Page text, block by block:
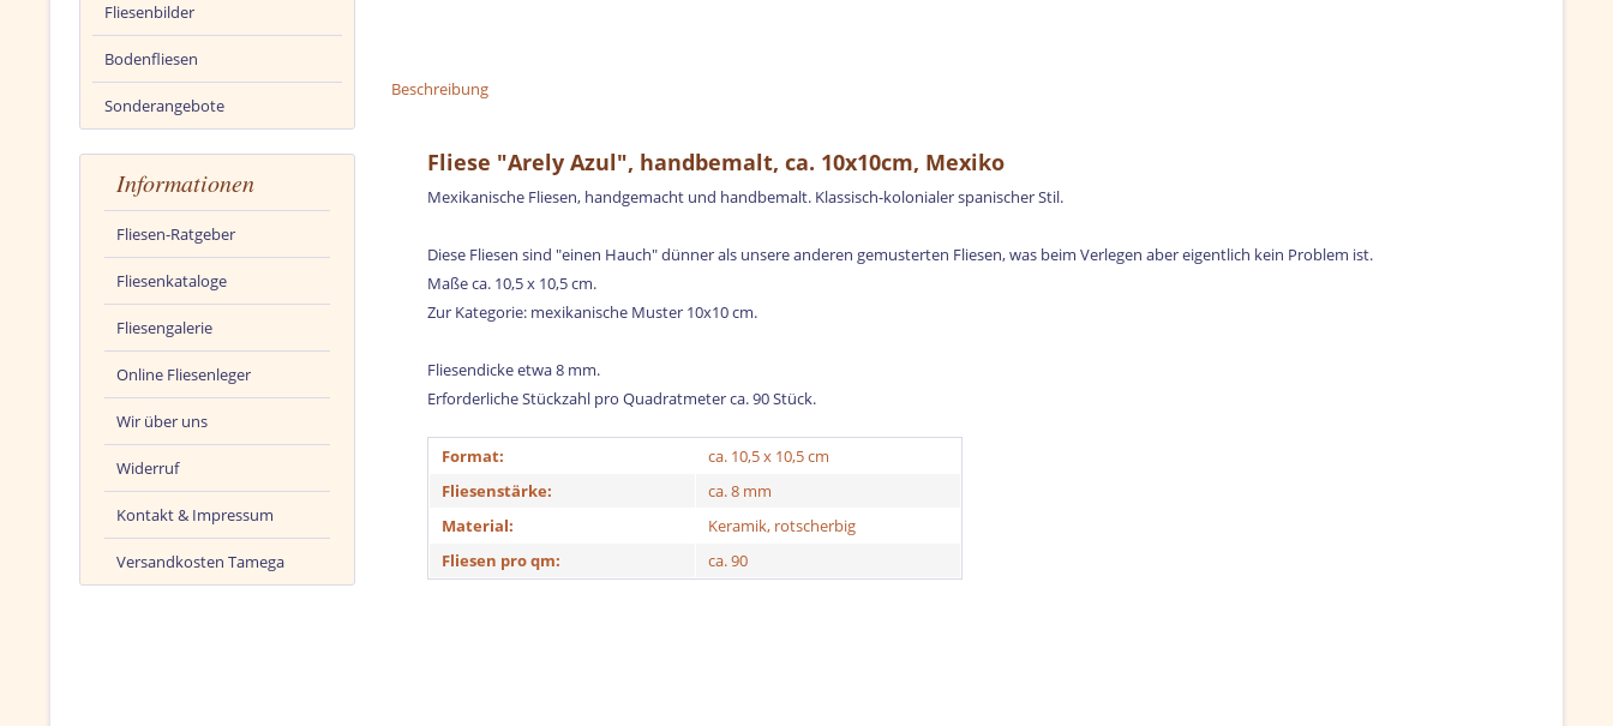
Fliesenbilder
Bodenfliesen
Sonderangebote
Informationen
Fliesen-Ratgeber
Fliesenkataloge
Fliesengalerie
Online Fliesenleger
Wir über uns
Widerruf
Kontakt & Impressum
Versandkosten Tamega
Beschreibung
Fliese "Arely Azul", handbemalt, ca. 10x10cm, Mexiko
Mexikanische Fliesen, handgemacht und handbemalt. Klassisch-kolonialer spanischer Stil.
Diese Fliesen sind "einen Hauch" dünner als unsere anderen gemusterten Fliesen, was beim Verlegen aber eigentlich kein Problem ist.
Maße ca. 10,5 x 10,5 cm.
Zur Kategorie: mexikanische Muster 10x10 cm.
Fliesendicke etwa 8 mm.
Erforderliche Stückzahl pro Quadratmeter ca. 90 Stück.
Format:
ca. 10,5 x 10,5 cm
Fliesenstärke:
ca. 8 mm
Material:
Keramik, rotscherbig
Fliesen pro qm:
ca. 90